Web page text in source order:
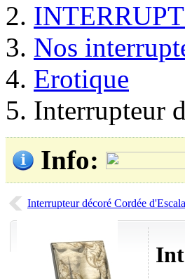
Nos
Erotique
Interrupteur
Info:
Interrupteur décoré Cordée